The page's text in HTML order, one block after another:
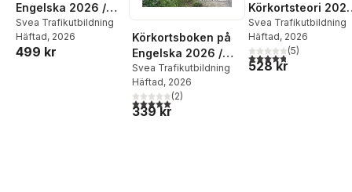
Engelska 2026 /
Driving licence
book (book +
theory pack with
Svea Trafikutbildning
Häftad, 2026
499 kr
Körkortsboken på
Engelska 2026 /
Driving licence
book
Svea Trafikutbildning
Häftad, 2026
5,0utav 5 stjärnor. Totalt antal röster:
(2)
339 kr
Körkortsteori
(bok + digitalt
teoripaket med
körkortsfrågor,
övningar, ljudbok
Svea Trafikutbildning
Häftad, 2026
4,8utav 5 stjärnor.
(5)
528 kr